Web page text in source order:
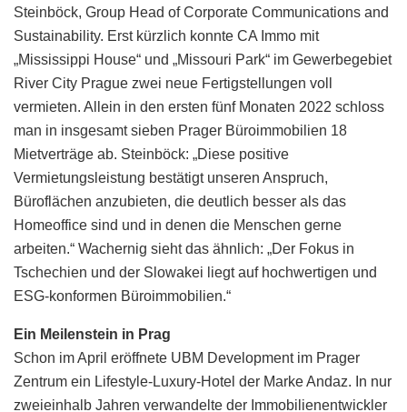
Steinböck, Group Head of Corporate Communications and
Sustainability. Erst kürzlich konnte CA Immo mit
„Mississippi House“ und „Missouri Park“ im Gewerbegebiet
River City Prague zwei neue Fertigstellungen voll
vermieten. Allein in den ersten fünf Monaten 2022 schloss
man in insgesamt sieben Prager Büroimmobilien 18
Mietverträge ab. Steinböck: „Diese positive
Vermietungsleistung bestätigt unseren Anspruch,
Büroflächen anzubieten, die deutlich besser als das
Homeoffice sind und in denen die Menschen gerne
arbeiten.“ Wachernig sieht das ähnlich: „Der Fokus in
Tschechien und der Slowakei liegt auf hochwertigen und
ESG-konformen Büroimmobilien.“
Ein Meilenstein in Prag
Schon im April eröffnete UBM Development im Prager
Zentrum ein Lifestyle-Luxury-Hotel der Marke Andaz. In nur
zweieinhalb Jahren verwandelte der Immobilienentwickler